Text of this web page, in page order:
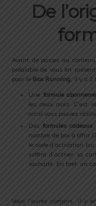
De
Avant de passer au
préalable de vous en
pour le Box Running, il y a 2
Une formule
les deux mois. C’est
ainsi vous pouvez
Des formules cadeaux
nombre de box à offrir (
le code d’activation (ou
suffira d’activer sa
souhaité. En bref, un
Vous l’aurez compris, il y